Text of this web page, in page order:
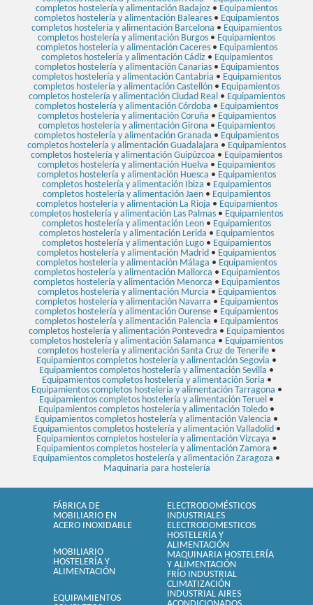
completos hostelería y alimentación Badajoz • Equipamientos
completos hostelería y alimentación Baleares • Equipamientos
completos hostelería y alimentación Barcelona • Equipamientos
completos hostelería y alimentación Burgos • Equipamientos
completos hostelería y alimentación Caceres• Equipamientos
completos hostelería y alimentación Cádiz • Equipamientos
completos hostelería y alimentación Canarias• Equipamientos
completos hostelería y alimentación Cantabria • Equipamientos
completos hostelería y alimentación Castellón • Equipamientos
completos hostelería y alimentación Ciudad Real • Equipamientos
completos hostelería y alimentación Córdoba • Equipamientos
completos hostelería y alimentación Coruña • Equipamientos
completos hostelería y alimentación Girona • Equipamientos
completos hostelería y alimentación Granada • Equipamientos
completos hostelería y alimentación Guadalajara • Equipamientos
completos hostelería y alimentación Guipúzcoa • Equipamientos
completos hostelería y alimentación Huelva • Equipamientos
completos hostelería y alimentación Huesca • Equipamientos
completos hostelería y alimentación Ibiza • Equipamientos
completos hostelería y alimentación Jaen • Equipamientos
completos hostelería y alimentación La Rioja • Equipamientos
completos hostelería y alimentación Las Palmas • Equipamientos
completos hostelería y alimentación Leon • Equipamientos
completos hostelería y alimentación Lerida • Equipamientos
completos hostelería y alimentación Lugo • Equipamientos
completos hostelería y alimentación Madrid • Equipamientos
completos hostelería y alimentación Málaga • Equipamientos
completos hostelería y alimentación Mallorca • Equipamientos
completos hostelería y alimentación Menorca • Equipamientos
completos hostelería y alimentación Murcia • Equipamientos
completos hostelería y alimentación Navarra • Equipamientos
completos hostelería y alimentación Ourense • Equipamientos
completos hostelería y alimentación Palencia • Equipamientos
completos hostelería y alimentación Pontevedra • Equipamientos
completos hostelería y alimentación Salamanca • Equipamientos
completos hostelería y alimentación Santa Cruz de Tenerife•
Equipamientos completos hostelería y alimentación Segovia •
Equipamientos completos hostelería y alimentación Sevilla •
Equipamientos completos hostelería y alimentación Soria •
Equipamientos completos hostelería y alimentación Tarragona •
Equipamientos completos hostelería y alimentación Teruel •
Equipamientos completos hostelería y alimentación Toledo •
Equipamientos completos hostelería y alimentación Valencia •
Equipamientos completos hostelería y alimentación Valladolid •
Equipamientos completos hostelería y alimentación Vizcaya •
Equipamientos completos hostelería y alimentación Zamora •
Equipamientos completos hostelería y alimentación Zaragoza •
Maquinaria para hostelería
FÁBRICA DE
MOBILIARIO EN
ACERO INOXIDABLE
MOBILIARIO
HOSTELERÍA Y
ALIMENTACIÓN
EQUIPAMIENTOS
ELECTRODOMÉSTICOS
INDUSTRIALES
ELECTRODOMESTICOS
HOSTELERÍA Y
ALIMENTACIÓN
MAQUINARIA HOSTELERÍA
Y ALIMENTACIÓN
FRÍO INDUSTRIAL
CLIMATIZACIÓN
INDUSTRIAL AIRES